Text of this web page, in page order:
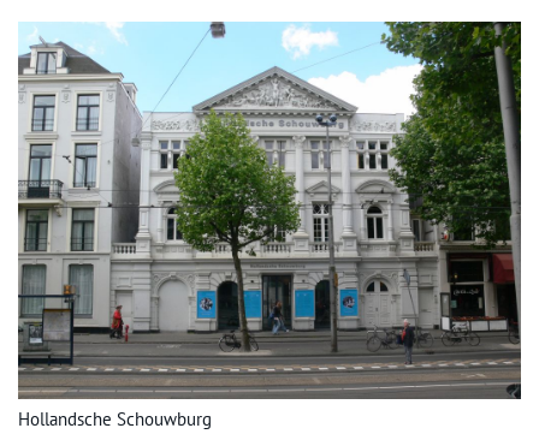
Hollandsche Schouwburg